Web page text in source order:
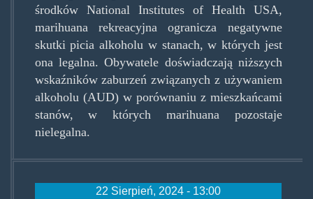
środków National Institutes of Health USA,
marihuana rekreacyjna ogranicza negatywne
skutki picia alkoholu w stanach, w których jest
ona legalna. Obywatele doświadczają niższych
wskaźników zaburzeń związanych z używaniem
alkoholu (AUD) w porównaniu z mieszkańcami
stanów, w których marihuana pozostaje
nielegalna.
22 Sierpień, 2024 - 13:00